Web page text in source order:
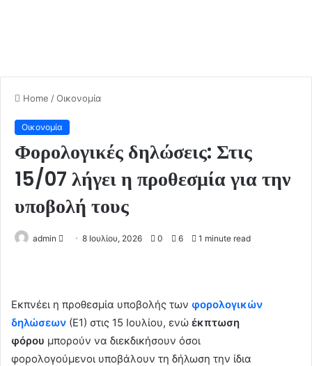
Home /Οικονομία
Οικονομία
Φορολογικές δηλώσεις: Στις
15/07 λήγει η προθεσμία για την
υποβολή τους
admin
a
n
e
m
8 Ιουλίου, 2026 0 6 1 minute read
Εκπνέει η προθεσμία υποβολής των φορολογικών
δηλώσεων (Ε1) στις 15 Ιουλίου, ενώ έκπτωση
φόρου μπορούν να διεκδικήσουν όσοι
φορολογούμενοι υποβάλουν τη δήλωση την ίδια